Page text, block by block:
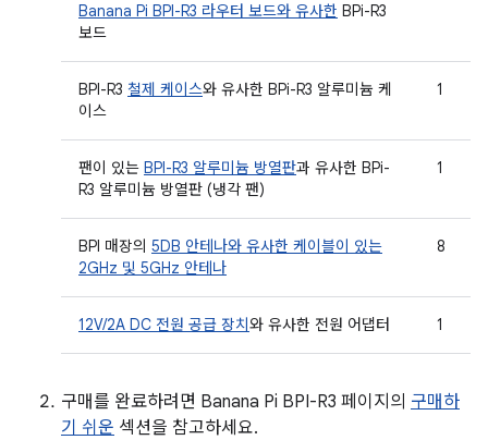
Banana Pi BPI-R3 라우터 보드와 유사한 BPi-R3
보드
BPI-R3 철제 케이스와 유사한 BPi-R3 알루미늄 케
이스
1
팬이 있는 BPI-R3 알루미늄 방열판과 유사한 BPi-
R3 알루미늄 방열판 (냉각 팬)
1
BPI 매장의 5DB 안테나와 유사한 케이블이 있는
2GHz 및 5GHz 안테나
8
12V/2A DC 전원 공급 장치와 유사한 전원 어댑터 1
구매를 완료하려면 Banana Pi BPI-R3 페이지의 구매하
기 쉬운 섹션을 참고하세요.